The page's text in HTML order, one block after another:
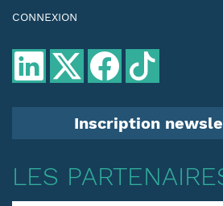
CONNEXION
Inscription
LES